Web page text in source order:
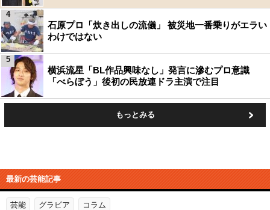
石原プロ「炊き出しの流儀」 被災地一番乗りがエラい
わけではない
4
横浜流星「BL作品興味なし」発言に滲むプロ意識
「べらぼう」後初の民放連ドラ主演で注目
5
もっとみる
最新の芸能記事
芸能 グラビア コラム